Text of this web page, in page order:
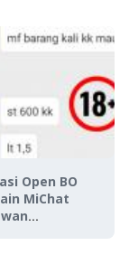
Open BO
MiChat